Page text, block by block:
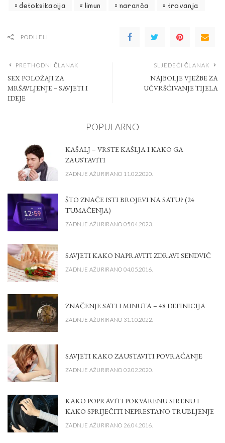
detoksikacija
limun naranča trovanja
PODIJELI
PRETHODNI ČLANAK
SEX POLOŽAJI ZA
MRŠAVLJENJE – SAVJETI I
IDEJE
SLJEDEĆI ČLANAK
NAJBOLJE VJEŽBE ZA
UČVRŠĆIVANJE TIJELA
POPULARNO
KAŠALJ – VRSTE KAŠLJA I KAKO GA
ZAUSTAVITI
ZADNJE AŽURIRANO 11.02.2020.
ŠTO ZNAČE ISTI BROJEVI NA SATU? (24
TUMAČENJA)
ZADNJE AŽURIRANO 05.04.2023.
SAVJETI KAKO NAPRAVITI ZDRAVI SENDVIČ
ZADNJE AŽURIRANO 04.05.2016.
ZNAČENJE SATI I MINUTA – 48 DEFINICIJA
ZADNJE AŽURIRANO 31.10.2022.
SAVJETI KAKO ZAUSTAVITI POVRAĆANJE
ZADNJE AŽURIRANO 02.02.2020.
KAKO POPRAVITI POKVARENU SIRENU I
KAKO SPRIJEČITI NEPRESTANO TRUBLJENJE
ZADNJE AŽURIRANO 26.04.2016.